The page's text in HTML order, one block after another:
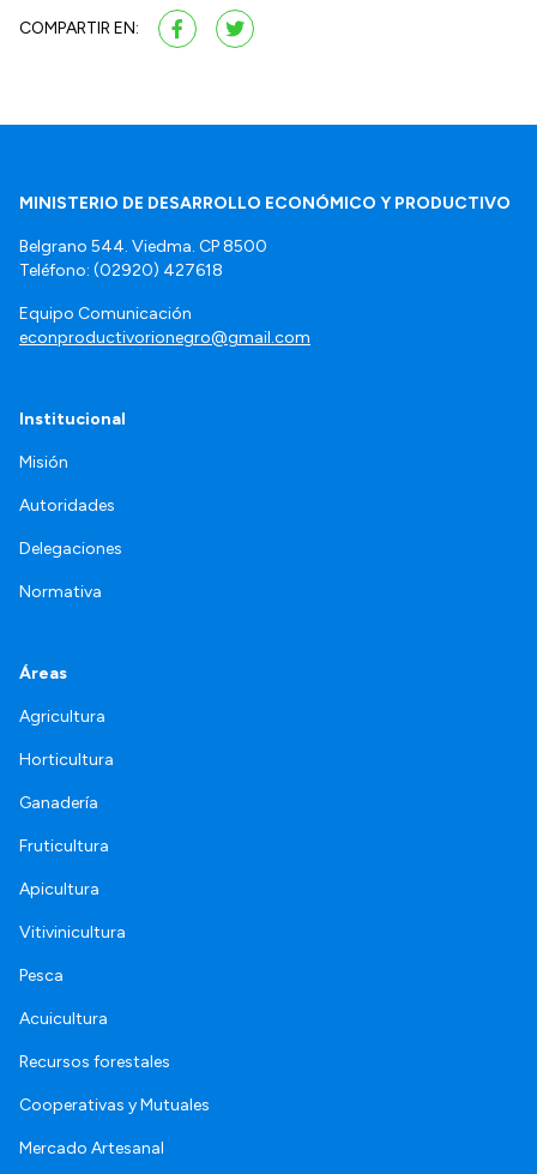
COMPARTIR EN:
MINISTERIO DE DESARROLLO ECONÓMICO Y PRODUCTIVO
Belgrano 544. Viedma. CP 8500
Teléfono: (02920) 427618
Equipo Comunicación
econproductivorionegro@gmail.com
Institucional
Misión
Autoridades
Delegaciones
Normativa
Áreas
Agricultura
Horticultura
Ganadería
Fruticultura
Apicultura
Vitivinicultura
Pesca
Acuicultura
Recursos forestales
Cooperativas y Mutuales
Mercado Artesanal